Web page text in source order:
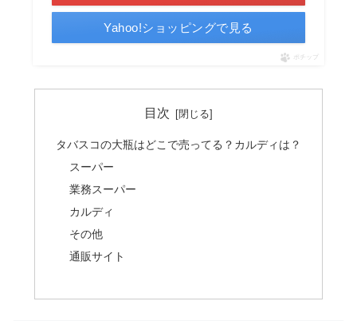
Yahoo!ショッピングで見る
ポチップ
目次
タバスコの大瓶はどこで売ってる？カルディは？
スーパー
業務スーパー
カルディ
その他
通販サイト